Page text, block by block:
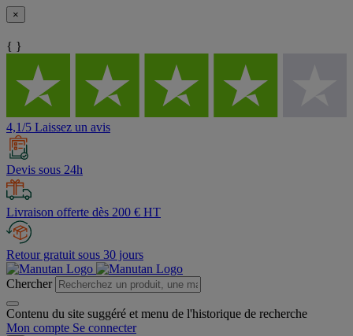
×
{ }
4,1/5 Laissez un avis
Devis sous 24h
Livraison offerte dès 200 € HT
Retour gratuit sous 30 jours
Chercher
Contenu du site suggéré et menu de l'historique de recherche
Mon compte Se connecter